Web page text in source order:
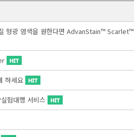
형광 염색을 원한다면 AdvanStain™ Scarlet™
하세요
험대행 서비스